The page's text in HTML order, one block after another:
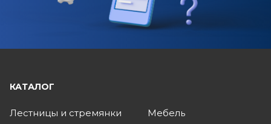
КАТАЛОГ
Лестницы и стремянки
Мебель